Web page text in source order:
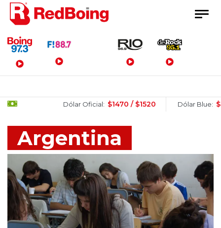
Menú Principal
Dólar Oficial: $1470 / $1520 Dólar Blue: $1505 /
Argentina